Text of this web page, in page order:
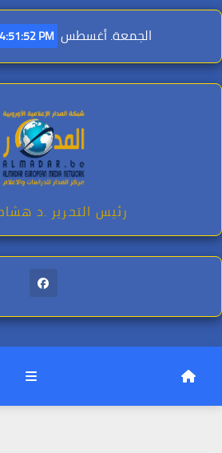
Skip
content
الجمعة. أغسطس 7th, 2026 4:51:54 PM
رئيس التحرير .د